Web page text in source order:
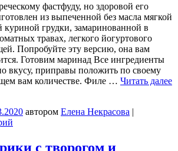
фастфуду, но здоровой его
из выпеченной без масла мягкой
грудки, замаринованной в
травах, легкого йогуртового
Попробуйте эту версию, она вам
Готовим маринад Все ингредиенты
вкусу, приправы положить по своему
вам количестве. Филе … Читать далее
автором Елена Некрасова |
с творогом и